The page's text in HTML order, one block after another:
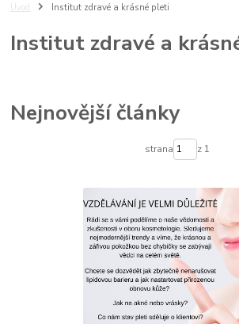
Úvod Institut zdravé a krásné pleti
Institut zdravé a
Nejnovější články
strana z 1